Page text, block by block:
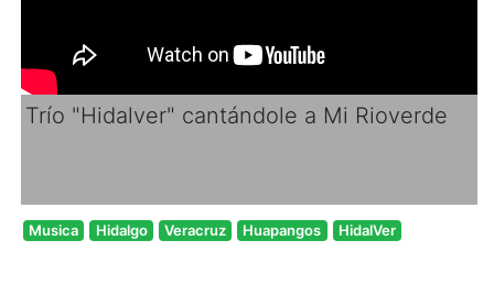
Trío "Hidalver" cantándole a Mi Rioverde
Musica Hidalgo Veracruz Huapangos HidalVer